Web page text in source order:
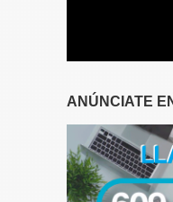
ANÚNCIATE